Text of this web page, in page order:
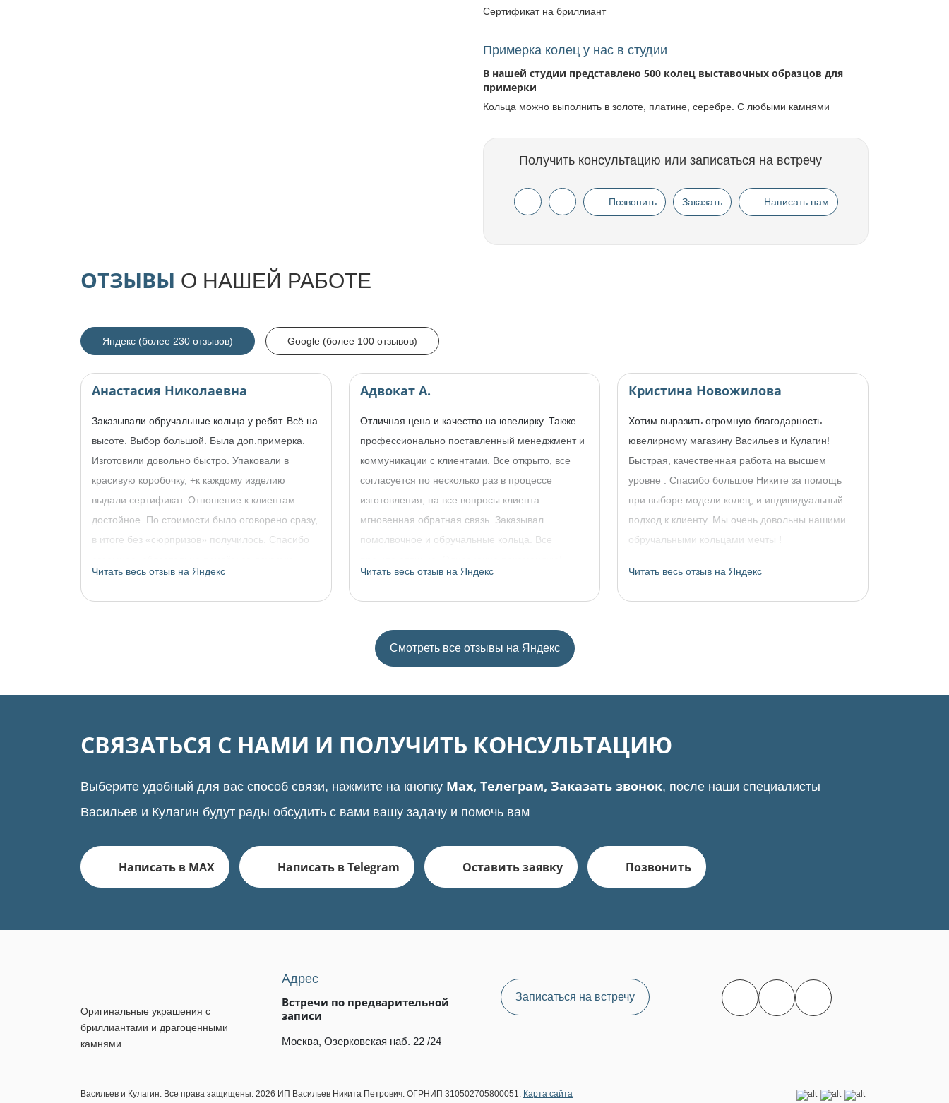
Сертификат на бриллиант
Примерка колец у нас в студии
В нашей студии представлено 500 колец выставочных образцов для
примерки
Кольца можно выполнить в золоте, платине, серебре. С любыми камнями
Получить консультацию или записаться на встречу
Позвонить Заказать Написать нам
ОТЗЫВЫ О НАШЕЙ РАБОТЕ
Яндекс (более 230 отзывов) Google (более 100 отзывов)
Анастасия Николаевна
Заказывали обручальные кольца у ребят. Всё на
высоте. Выбор большой. Была доп.примерка.
Изготовили довольно быстро. Упаковали в
красивую коробочку, +к каждому изделию
выдали сертификат. Отношение к клиентам
достойное. По стоимости было оговорено сразу,
в итоге без «сюрпризов» получилось. Спасибо
украшениями!
Читать весь отзыв на Яндекс
Адвокат А.
Отличная цена и качество на ювелирку. Также
профессионально поставленный менеджмент и
коммуникации с клиентами. Все открыто, все
согласуется по несколько раз в процессе
изготовления, на все вопросы клиента
мгновенная обратная связь. Заказывал
помолвочное и обручальные кольца. Все
Читать весь отзыв на Яндекс
Кристина Новожилова
Хотим выразить огромную благодарность
ювелирному магазину Васильев и Кулагин!
Быстрая, качественная работа на высшем
уровне . Спасибо большое Никите за помощь
при выборе модели колец, и индивидуальный
подход к клиенту. Мы очень довольны нашими
обручальными кольцами мечты !
Читать весь отзыв на Яндекс
Смотреть все отзывы на Яндекс
СВЯЗАТЬСЯ С НАМИ И ПОЛУЧИТЬ КОНСУЛЬТАЦИЮ
Выберите удобный для вас способ связи, нажмите на кнопку Max, Телеграм, Заказать звонок, после наши специалисты
Васильев и Кулагин будут рады обсудить с вами вашу задачу и помочь вам
Написать в MAX Написать в Telegram Оставить заявку Позвонить
Оригинальные украшения с
бриллиантами и драгоценными
камнями
Адрес
Встречи по предварительной
записи
Москва, Озерковская наб. 22 /24
Записаться на встречу
Васильев и Кулагин. Все права защищены. 2026 ИП Васильев Никита Петрович. ОГРНИП 310502705800051. Карта сайта